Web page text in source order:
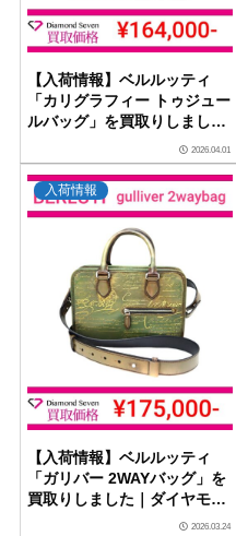
【入荷情報】ベルルッティ
「カリグラフィー トゥジュー
ルバッグ」を買取りしました
2026.04.01
入荷情報
【入荷情報】ベルルッティ
「ガリバー 2WAYバッグ」を
買取りしました｜ダイヤモン
2026.03.24